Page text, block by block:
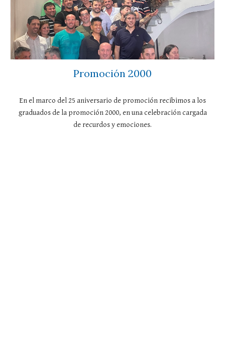
Promoción 2000
En el marco del 25 aniversario de promoción recibimos a los
graduados de la promoción2000, en una celebración cargada
de recurdos y emociones.